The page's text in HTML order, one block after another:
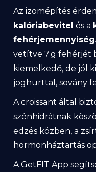
Az izomépítés
kalóriabevitel és a
fehérjemennyiség
vetítve 7 g fehérjét
kiemelkedő, de jól
joghurttal, sovány
A croissant által
szénhidrátnak
edzés közben, a
hormonháztartás
A GetFIT App